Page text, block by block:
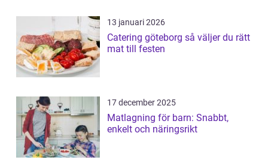
13 januari 2026
Catering göteborg så väljer du rätt
mat till festen
17 december 2025
Matlagning för barn: Snabbt,
enkelt och näringsrikt